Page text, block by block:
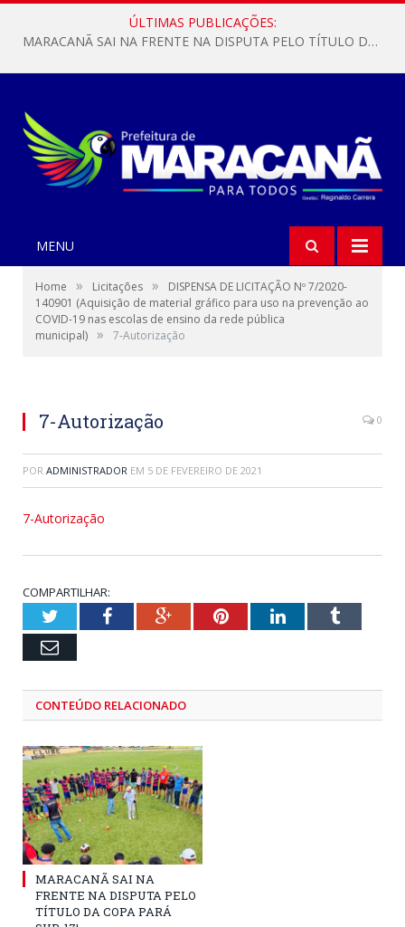
ÚLTIMAS PUBLICAÇÕES:
MARACANÃ SAI NA FRENTE NA DISPUTA PELO TÍTULO DA COPA PARÁ SUB-17!
MENU
Home » Licitações »
DISPENSA DE LICITAÇÃO Nº 7/2020-
140901 (Aquisição de material gráfico para uso na prevenção ao
COVID-19 nas escolas de ensino da rede pública
municipal) » 7-Autorização
7-Autorização 0
POR ADMINISTRADOR EM 5 DE FEVEREIRO DE 2021
7-Autorização
COMPARTILHAR:
TwitterFacebookGoogle+PinterestLinkedInTumblr
Email
CONTEÚDO RELACIONADO
MARACANÃ SAI NA
FRENTE NA DISPUTA PELO
TÍTULO DA COPA PARÁ